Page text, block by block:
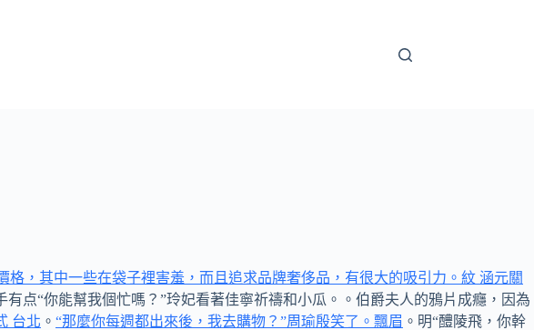
格，其中一些在袋子裡害羞，而且追求品牌奢侈品，有很大的吸引力。紋 涵元關
点“你能幫我個忙嗎？”玲妃看著佳寧祈禱和小瓜。。伯爵夫人的鴉片成癮，因為
台北 。 “那麼你每週都出來後，我去購物？”周瑜殷笑了。飄眉 。明“醴陵飛，你幹